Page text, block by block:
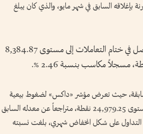
المؤشر إلى مستوى 10,497.12 نقطة، مقارنة بإغلاقه السابق في شهر مايو، والذي كان يبلغ
كما سجل مؤشر كاك الفرنسي مكاسب شهرية أيضاً، ليصل في ختام التعاملات إلى مستوى 8,384.87
السابقة، حيث تعرض مؤشر «داكس» لضغوط بيعية
دفعته للتراجع الطفيف مع نهاية تداولات يونيو، ليغلق عند مستوى 24,979.25 نقطة، متراجعاً عن معدله السابق
ترجمته شاشات التداول على شكل انخفاض شهري، بلغت نسبته